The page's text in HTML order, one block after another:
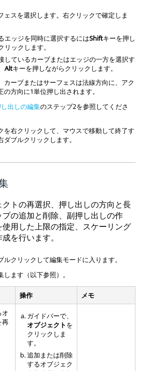
ェスを選択します。右クリックで確定しま
エッジを同時に選択するにはShiftキーを押し
リックします。
しているカーブまたはエッジの一方を選択す
Altキーを押しながらクリックします。
カーブまたはサーフェスは法線方向に、アク
の方向に1単位押し出されます。
出しの編集のステップ2を参照してくださ
を右クリックして、マウスで移動して終了す
ダブルクリックします。
トの再選択、押し出しの方向と長
の追加と削除、副押し出しの作
用した上限の指定、スケーリング
を行います。
ルクリックして編集モードに入ります。
ます（以下参照）。
操作
メモ
オ
再
ガイドバーで、
オブジェクトを
クリックしま
す。
追加または削除
するオブジェク